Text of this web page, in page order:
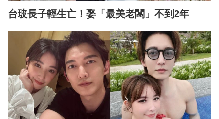
台玻長子輕生亡！娶「最美老闆」不到2年